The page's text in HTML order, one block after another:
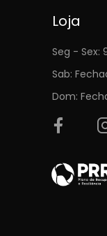
Loja
Seg - Sex:
Sab:
Dom: